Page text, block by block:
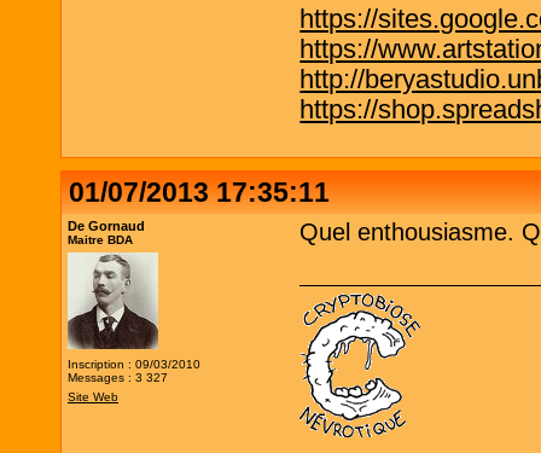
https://
https://
http://
https://
01/07/2013 17:35:11
De Gornaud
Maitre BDA
Inscription : 09/03/2010
Messages : 3 327
Site Web
Quel enthousiasme.